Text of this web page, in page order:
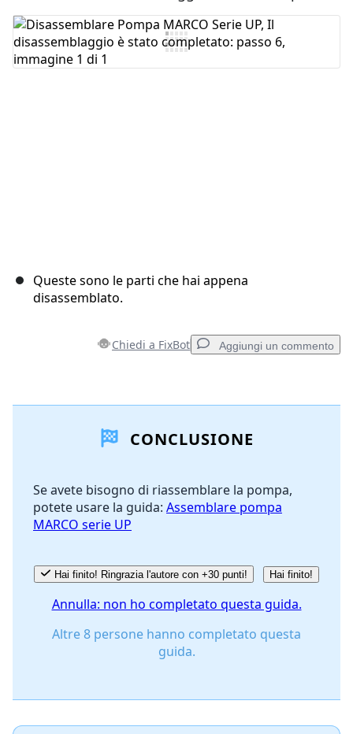
Aggiungi Commento
Queste sono le parti che hai appena
disassemblato.
Chiedi a FixBot Aggiungi un commento
Aggiungi Commento
Annulla Pubblica commento
CONCLUSIONE
Se avete bisogno di riassemblare la pompa,
potete usare la guida: Assemblare pompa
MARCO serie UP
Hai finito! Ringrazia l'autore con +30 punti! Hai finito!
Annulla: non ho completato questa guida.
Altre 8 persone hanno completato questa
guida.